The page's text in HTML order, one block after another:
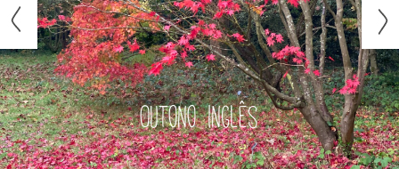
Outono inglês